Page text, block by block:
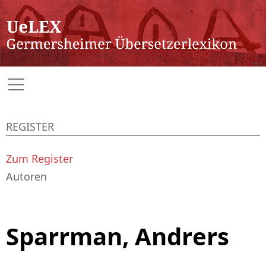
Sparrman, Andrers
REGISTER
Zum Register
Autoren